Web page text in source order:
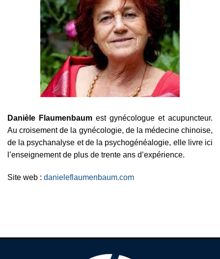
Danièle Flaumenbaum est gynécologue et acupuncteur.
Au croisement de la gynécologie, de la médecine chinoise,
de la psychanalyse et de la psychogénéalogie, elle livre ici
l’enseignement de plus de trente ans d’expérience.
Site web : danieleflaumenbaum.com